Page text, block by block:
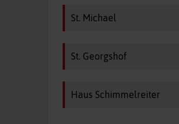
St. Michael
St. Georgshof
Haus Schimmelreiter